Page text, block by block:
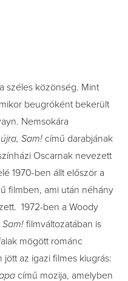
széles közönség. Mint
beugróként bekerült
Nemsokára
Sam! című darabjának
Oscarnak nevezett
1970-ben állt először a
filmben, ami után néhány
1972-ben a Woody
filmváltozatában is
mögött románc
az igazi filmes kiugrás:
című mozija, amelyben